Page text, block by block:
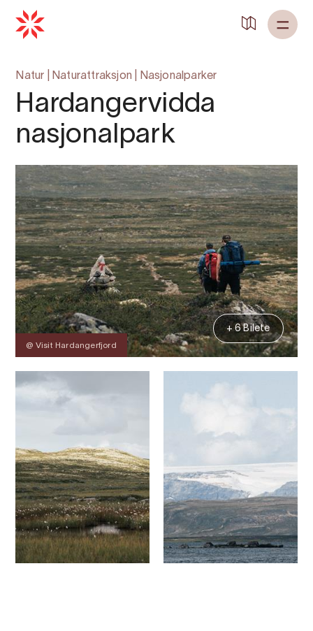
Natur Naturattraksjon Nasjonalparker
Hardangervidda
nasjonalpark
@ Visit Hardangerfjord
+ 6 Bilete